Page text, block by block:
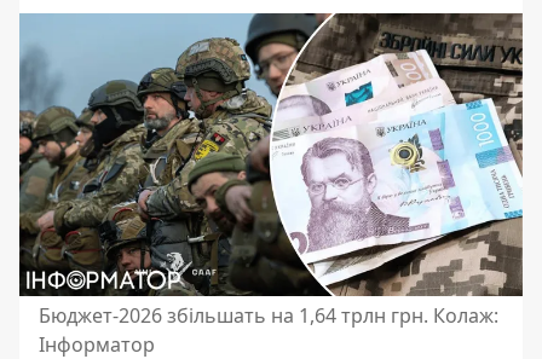
Бюджет-2026 збільшать на 1,64 трлн грн. Колаж:
Інформатор